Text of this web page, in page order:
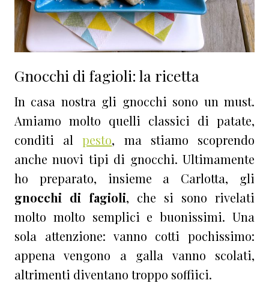
Gnocchi di fagioli: la ricetta
In casa nostra gli gnocchi sono un must.
Amiamo molto quelli classici di patate,
conditi alpesto, ma stiamo scoprendo
anche nuovi tipi di gnocchi. Ultimamente
ho preparato, insieme a Carlotta, gli
gnocchi di fagioli, che si sono rivelati
molto molto semplici e buonissimi. Una
sola attenzione: vanno cotti pochissimo:
appena vengono a galla vanno scolati,
altrimenti diventano troppo soffiici.